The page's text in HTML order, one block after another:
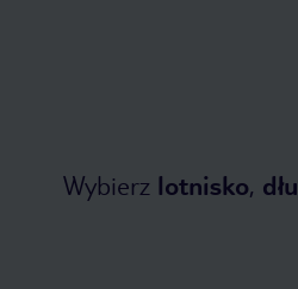
Wybierz lotnisko,